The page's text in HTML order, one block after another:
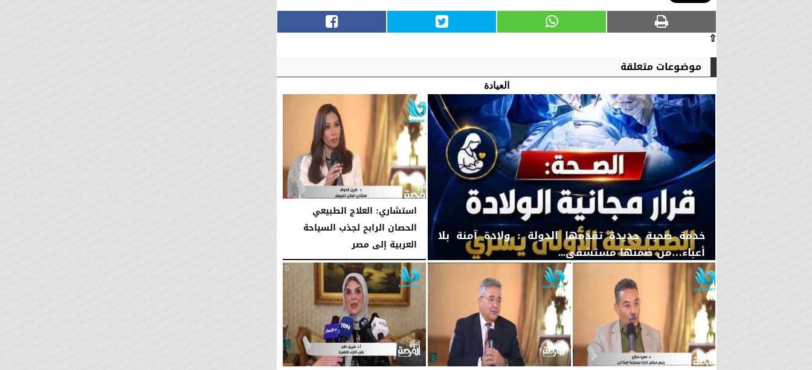
⇧
موضوعات متعلقة
العيادة
خدمة صحية جديدة تقدمها الدولة : ولادة آمنة بلا
أعباء…من ضمنها مستشفى...
الأحد، 10 مايو 2026
​استشاري: العلاج الطبيعي
الحصان الرابح لجذب السياحة
العربية إلى مصر
السبت، 2 مايو 2026 01:30 صـ